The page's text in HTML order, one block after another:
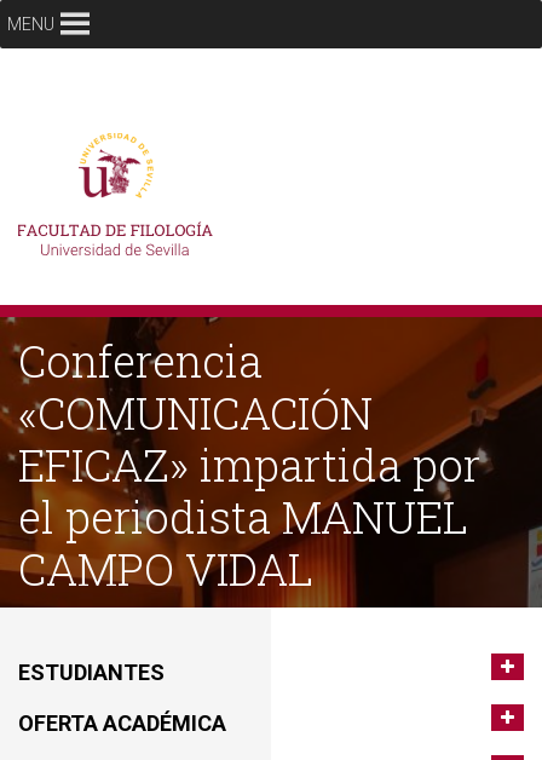
MENU
Conferencia
«COMUNICACIÓN
EFICAZ» impartida por
el periodista MANUEL
CAMPO VIDAL
ESTUDIANTES
OFERTA ACADÉMICA